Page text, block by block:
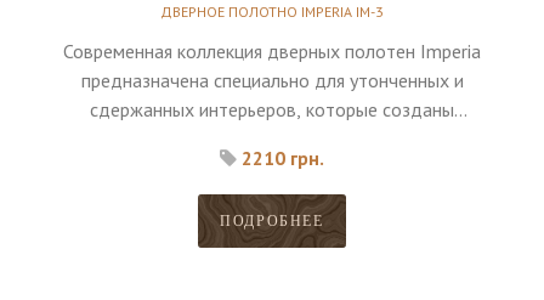
ДВЕРНОЕ ПОЛОТНО IMPERIA IM-3
Современная коллекция дверных полотен Imperia
предназначена специально для утонченных и
сдержанных интерьеров, которые созданы
владельца.
2210 грн.
ПОДРОБНЕЕ